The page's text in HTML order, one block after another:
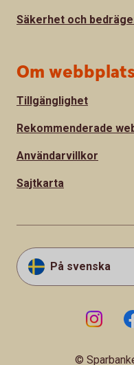
Säkerhet och
Om
Tillgänglighet
Rekommenderade
Användarvillkor
Sajtkarta
På svenska
©